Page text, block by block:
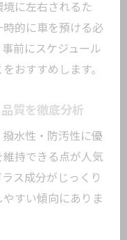
に左右されるた
的に車を預ける必
前にスケジュール
おすすめします。
質を徹底分析
水性・防汚性に優
持できる点が人気
ス成分がじっくり
すい傾向にありま